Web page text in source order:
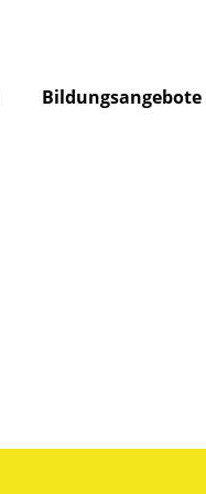
Bildungsangebote